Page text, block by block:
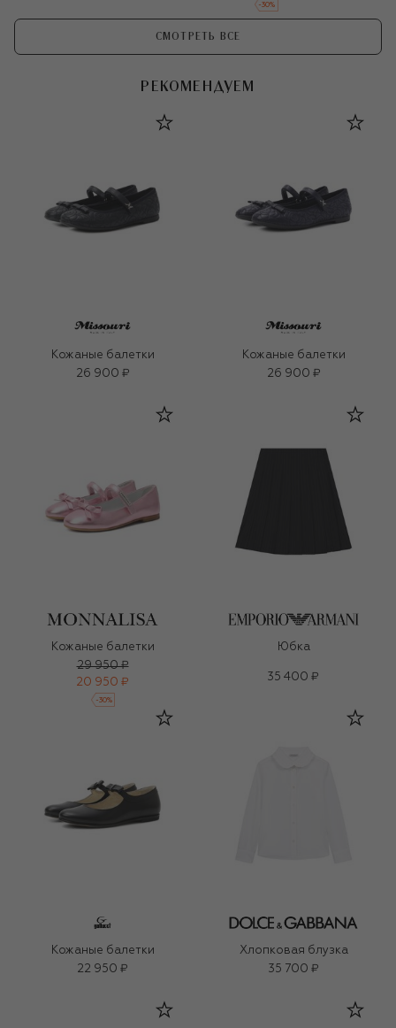
-30%
СМОТРЕТЬ ВСЕ
РЕКОМЕНДУЕМ
Кожаные балетки
26 900 ₽
Кожаные балетки
26 900 ₽
Кожаные балетки
29 950 ₽
20 950 ₽
-30%
Юбка
35 400 ₽
Кожаные балетки
22 950 ₽
Хлопковая блузка
35 700 ₽